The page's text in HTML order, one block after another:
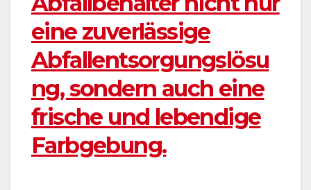
eine zuverlässige
Abfallentsorgungslösu
ng, sondern auch eine
frische und lebendige
Farbgebung.